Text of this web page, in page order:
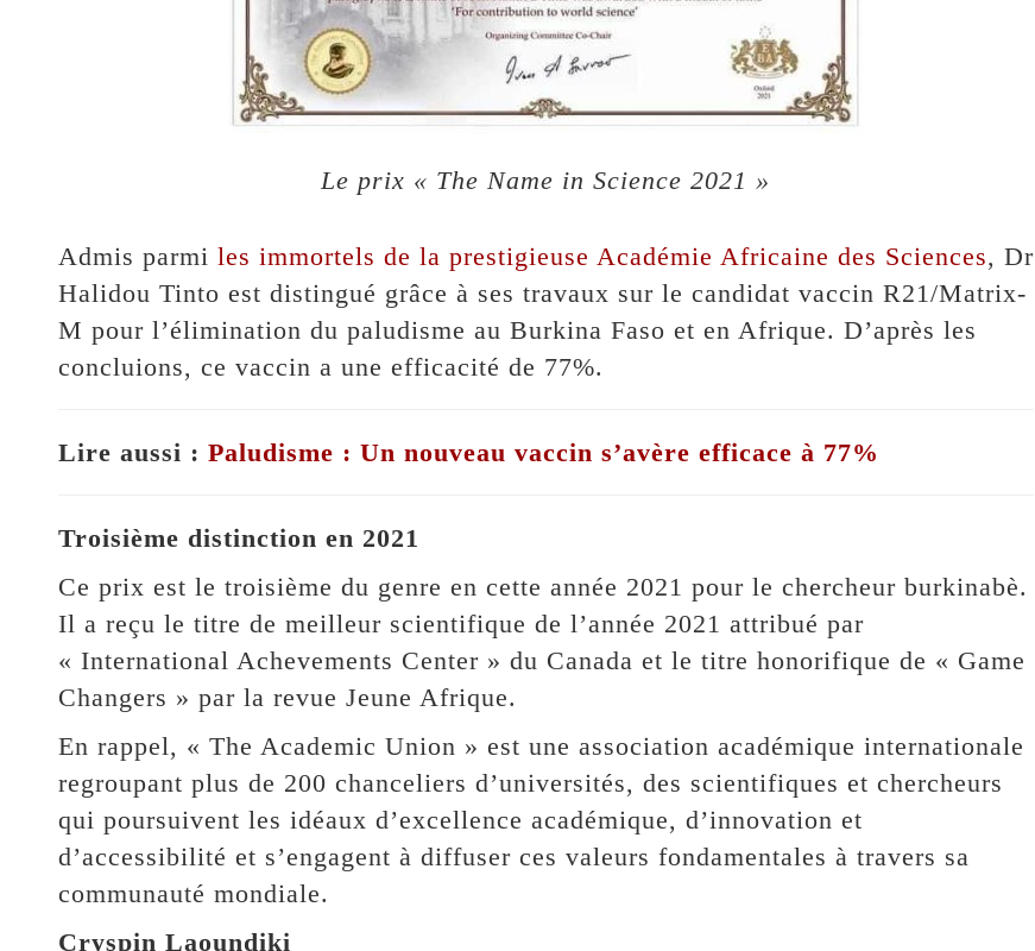
Le prix « The Name in Science 2021 »
Admis parmi les immortels de la prestigieuse Académie Africaine des Sciences, Dr
Halidou Tinto est distingué grâce à ses travaux sur le candidat vaccin R21/Matrix-
M pour l’élimination du paludisme au Burkina Faso et en Afrique. D’après les
concluions, ce vaccin a une efficacité de 77%.
Lire aussi : Paludisme : Un nouveau vaccin s’avère efficace à 77%
Troisième distinction en 2021
Ce prix est le troisième du genre en cette année 2021 pour le chercheur burkinabè.
Il a reçu le titre de meilleur scientifique de l’année 2021 attribué par
« International Achevements Center » du Canada et le titre honorifique de « Game
Changers » par la revue Jeune Afrique.
En rappel, « The Academic Union » est une association académique internationale
regroupant plus de 200 chanceliers d’universités, des scientifiques et chercheurs
qui poursuivent les idéaux d’excellence académique, d’innovation et
d’accessibilité et s’engagent à diffuser ces valeurs fondamentales à travers sa
communauté mondiale.
Cryspin Laoundiki